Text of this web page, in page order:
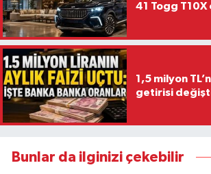
41 Togg T10X
1,5 milyon
getirisi
Bunlar da ilginizi çekebilir